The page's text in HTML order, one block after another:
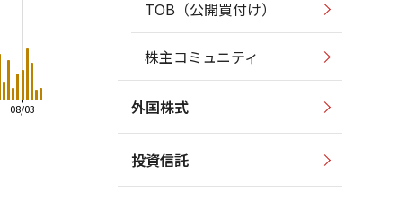
08/03
TOB（公開買付け）
株主コミュニティ
外国株式
投資信託